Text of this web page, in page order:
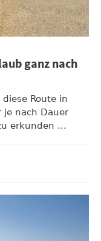
ganz nach
Route in
je nach Dauer
erkunden ...